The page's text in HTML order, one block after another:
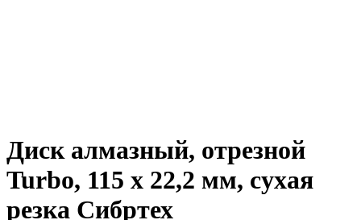
Диск алмазный, отрезной
Turbo, 115 х 22,2 мм, сухая
резка Сибртех